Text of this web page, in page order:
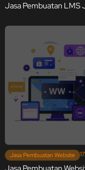
Jasa Pembuatan LMS
Jasa Pembuatan Website